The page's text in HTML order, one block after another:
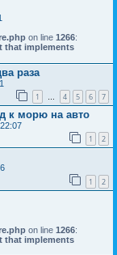
on line 1266:
that implements
раза
1 … 4 5 6 7
к морю на авто
1 2
1 2
on line 1266:
that implements